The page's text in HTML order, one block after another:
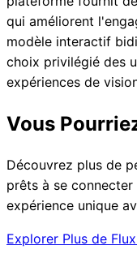
qui améliorent
modèle interactif
choix privilégié des
expériences de
Vous
Découvrez plus de
prêts à se
expérience unique
Explorer Plus de